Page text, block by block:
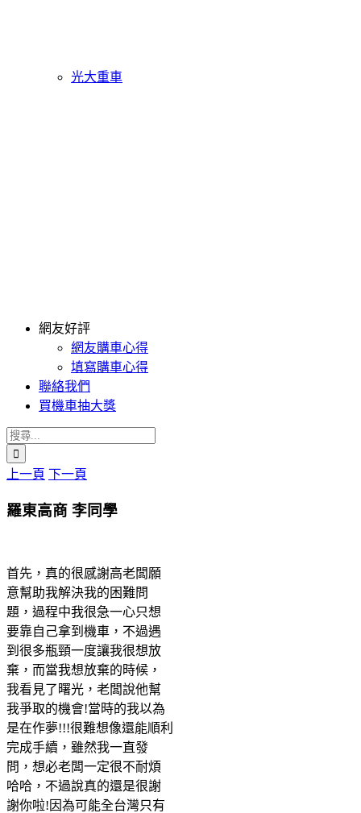
光大重車
網友好評
網友購車心得
填寫購車心得
聯絡我們
買機車抽大獎
搜
索
結
上一頁 下一頁
羅東高商 李同學
首先，真的很感謝高老闆願
意幫助我解決我的困難問
題，過程中我很急一心只想
要靠自己拿到機車，不過遇
到很多瓶頸一度讓我很想放
棄，而當我想放棄的時候，
我看見了曙光，老闆說他幫
我爭取的機會!當時的我以為
是在作夢!!!很難想像還能順利
完成手續，雖然我一直發
問，想必老闆一定很不耐煩
哈哈，不過說真的還是很謝
謝你啦!因為可能全台灣只有